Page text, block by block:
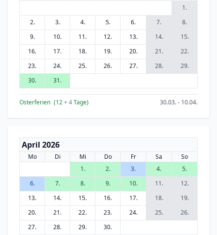
1.
2.
3. 4. 5. 6. 7.
8.
9.
10. 11. 12. 13. 14.
15.
16.
17. 18. 19. 20. 21.
22.
23.
24. 25. 26. 27. 28.
29.
30.
31.
Osterferien (12+ 4Tage) 30.03. - 10.04.
April 2026
Mo Di Mi Do Fr Sa
So
1.
2. 3. 4.
5.
6.
7. 8. 9. 10. 11.
12.
13.
14. 15. 16. 17. 18.
19.
20.
21. 22. 23. 24. 25.
26.
27.
28. 29. 30.